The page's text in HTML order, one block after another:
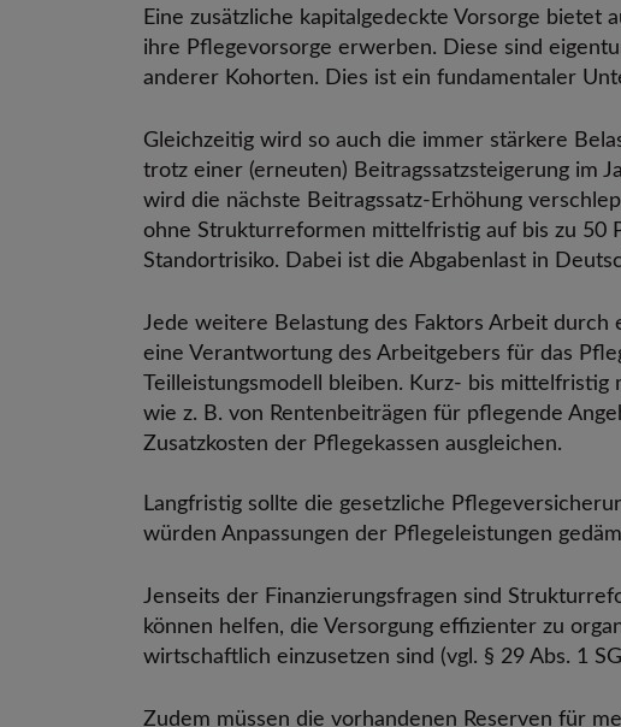
Eine zusätzliche kapitalgedeckte Vorsorge bietet
ihre Pflegevorsorge erwerben. Diese sind
anderer Kohorten. Dies ist ein fundamentaler
Gleichzeitig wird so auch die immer stärkere
trotz einer (erneuten) Beitragssatzsteigerung im
wird die nächste Beitragssatz-Erhöhung
ohne Strukturreformen mittelfristig auf bis zu 50
Standortrisiko. Dabei ist die Abgabenlast in
Jede weitere Belastung des Faktors Arbeit durch
eine Verantwortung des Arbeitgebers für das
Teilleistungsmodell bleiben. Kurz- bis mittelfristig
wie z. B. von Rentenbeiträgen für pflegende
Zusatzkosten der Pflegekassen ausgleichen.
Langfristig sollte die gesetzliche
würden Anpassungen der Pflegeleistungen
Jenseits der Finanzierungsfragen sind
können helfen, die Versorgung effizienter zu
wirtschaftlich einzusetzen sind (vgl. § 29 Abs. 1
Zudem müssen die vorhandenen Reserven für